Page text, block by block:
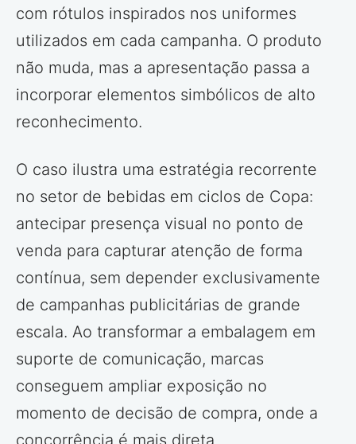
com rótulos inspirados nos uniformes
utilizados em cada campanha. O produto
não muda, mas a apresentação passa a
incorporar elementos simbólicos de alto
reconhecimento.
O caso ilustra uma estratégia recorrente
no setor de bebidas em ciclos de Copa:
antecipar presença visual no ponto de
venda para capturar atenção de forma
contínua, sem depender exclusivamente
de campanhas publicitárias de grande
escala. Ao transformar a embalagem em
suporte de comunicação, marcas
conseguem ampliar exposição no
momento de decisão de compra, onde a
concorrência é mais direta.